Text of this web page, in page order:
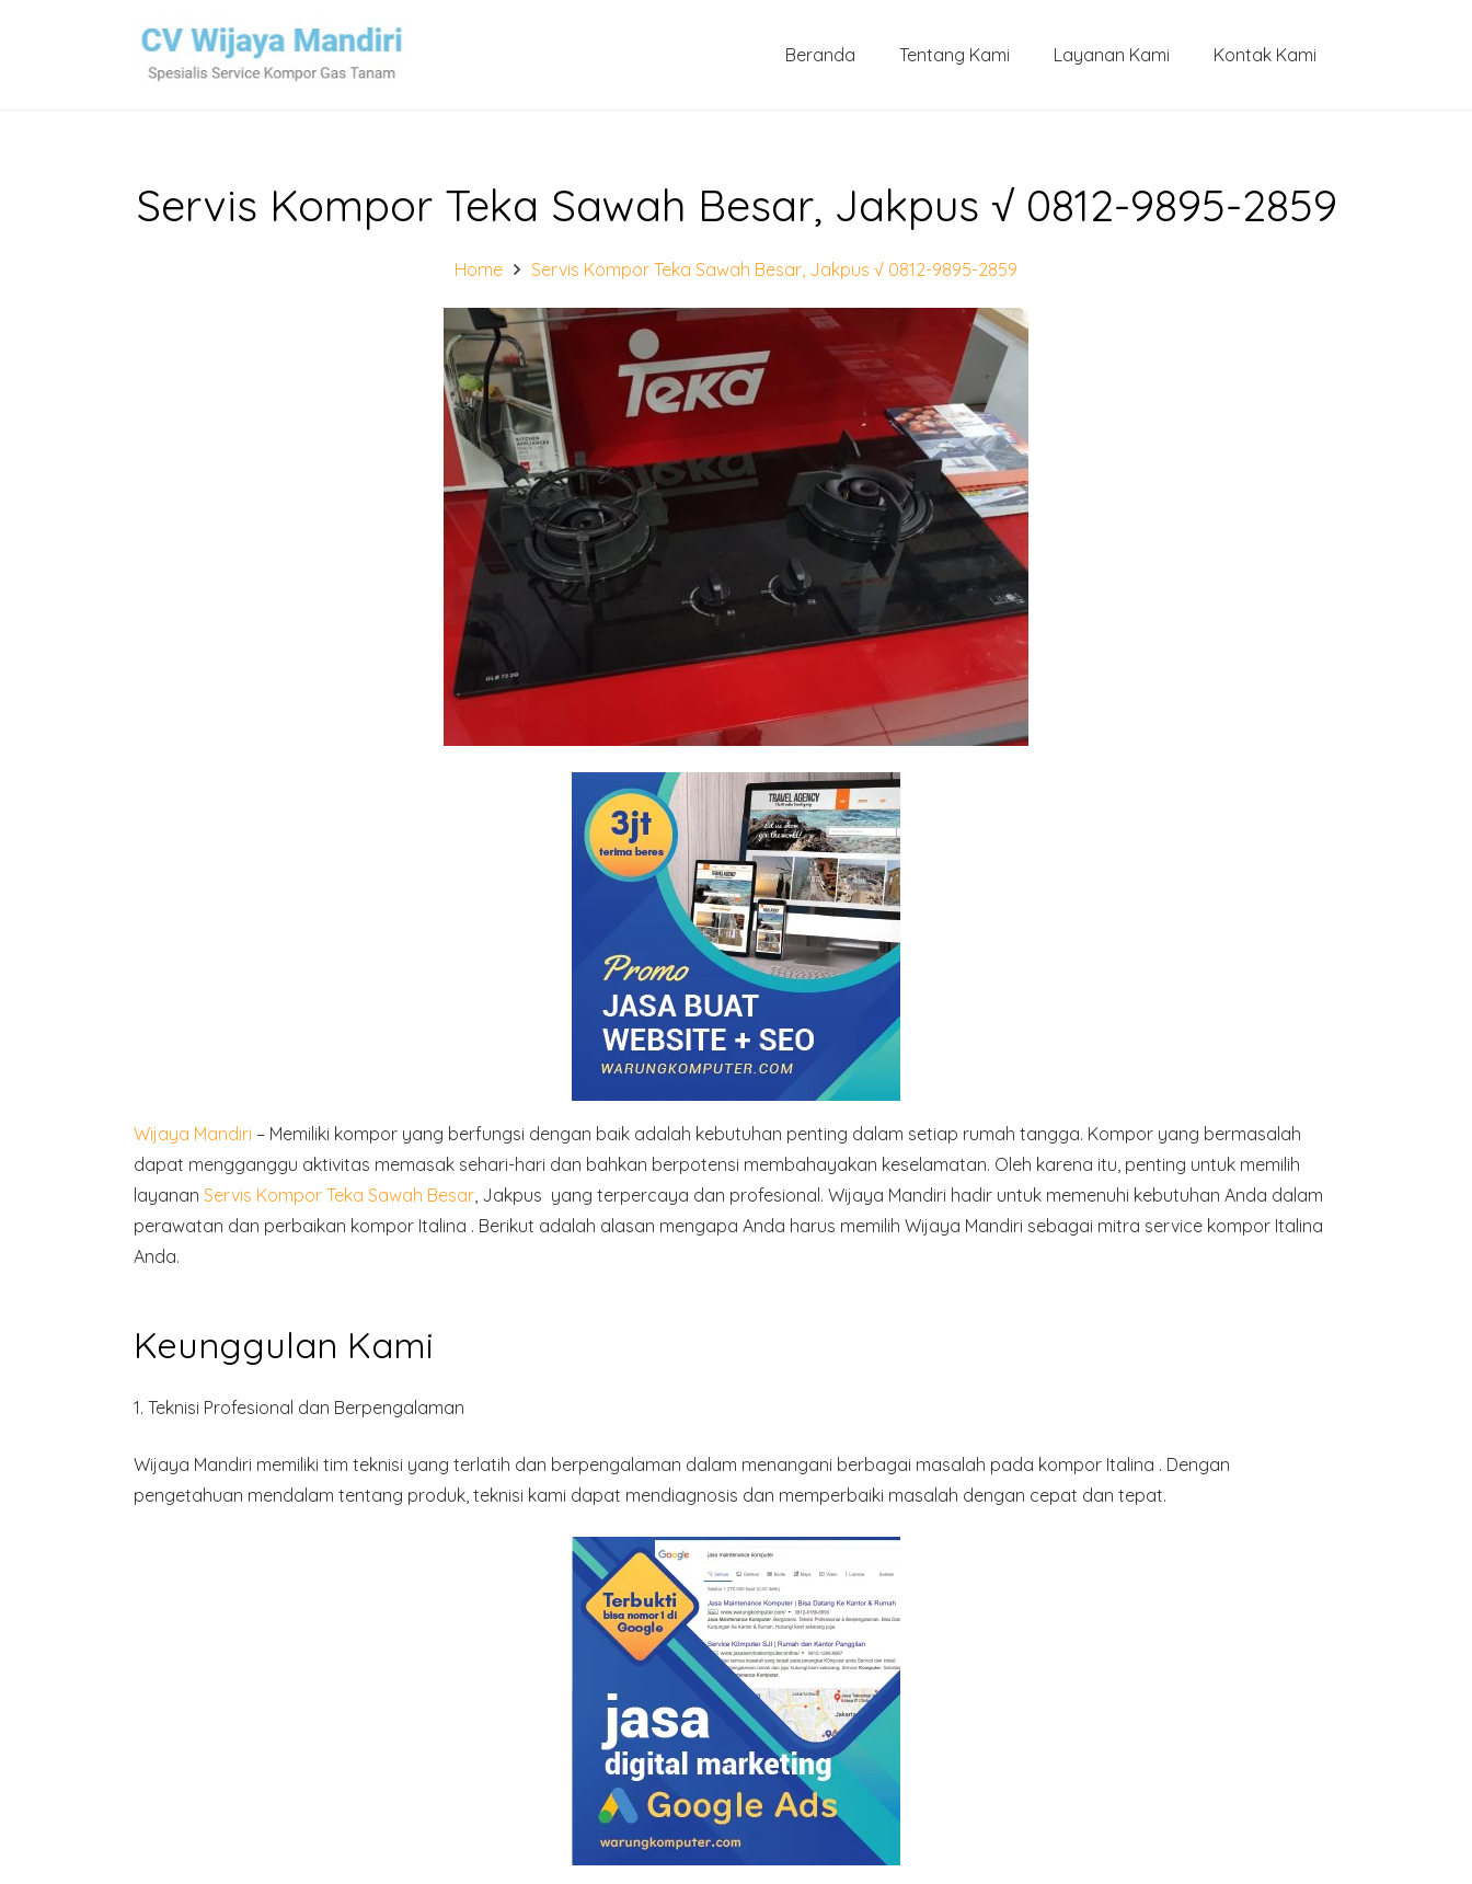
Beranda Tentang Kami Layanan Kami Kontak Kami
Servis Kompor Teka Sawah Besar, Jakpus √ 0812-9895-2859
Home Servis Kompor Teka Sawah Besar, Jakpus √ 0812-9895-2859
Wijaya Mandiri – Memiliki kompor yang berfungsi dengan baik adalah kebutuhan penting dalam setiap rumah tangga. Kompor yang bermasalah
dapat mengganggu aktivitas memasak sehari-hari dan bahkan berpotensi membahayakan keselamatan. Oleh karena itu, penting untuk memilih
layanan Servis Kompor Teka Sawah Besar, Jakpus yang terpercaya dan profesional. Wijaya Mandiri hadir untuk memenuhi kebutuhan Anda dalam
perawatan dan perbaikan kompor Italina . Berikut adalah alasan mengapa Anda harus memilih Wijaya Mandiri sebagai mitra service kompor Italina
Anda.
Keunggulan Kami
1. Teknisi Profesional dan Berpengalaman
Wijaya Mandiri memiliki tim teknisi yang terlatih dan berpengalaman dalam menangani berbagai masalah pada kompor Italina . Dengan
pengetahuan mendalam tentang produk, teknisi kami dapat mendiagnosis dan memperbaiki masalah dengan cepat dan tepat.